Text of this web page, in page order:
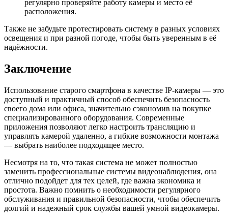
регулярно проверяйте работу камеры и место её
расположения.
Также не забудьте протестировать систему в разных условиях
освещения и при разной погоде, чтобы быть уверенным в её
надёжности.
Заключение
Использование старого смартфона в качестве IP-камеры — это
доступный и практичный способ обеспечить безопасность
своего дома или офиса, значительно сэкономив на покупке
специализированного оборудования. Современные
приложения позволяют легко настроить трансляцию и
управлять камерой удаленно, а гибкие возможности монтажа
— выбрать наиболее подходящее место.
Несмотря на то, что такая система не может полностью
заменить профессиональные системы видеонаблюдения, она
отлично подойдет для тех целей, где важна экономика и
простота. Важно помнить о необходимости регулярного
обслуживания и правильной безопасности, чтобы обеспечить
долгий и надежный срок службы вашей умной видеокамеры.